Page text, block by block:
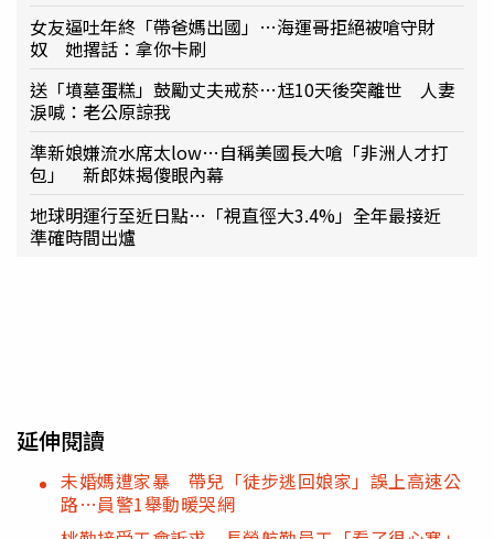
女友逼吐年終「帶爸媽出國」…海運哥拒絕被嗆守財
奴 她撂話：拿你卡刷
送「墳墓蛋糕」鼓勵丈夫戒菸…尪10天後突離世 人妻
淚喊：老公原諒我
準新娘嫌流水席太low…自稱美國長大嗆「非洲人才打
包」 新郎妹揭傻眼內幕
地球明運行至近日點…「視直徑大3.4%」全年最接近
準確時間出爐
延伸閱讀
未婚媽遭家暴 帶兒「徒步逃回娘家」誤上高速公
路…員警1舉動暖哭網